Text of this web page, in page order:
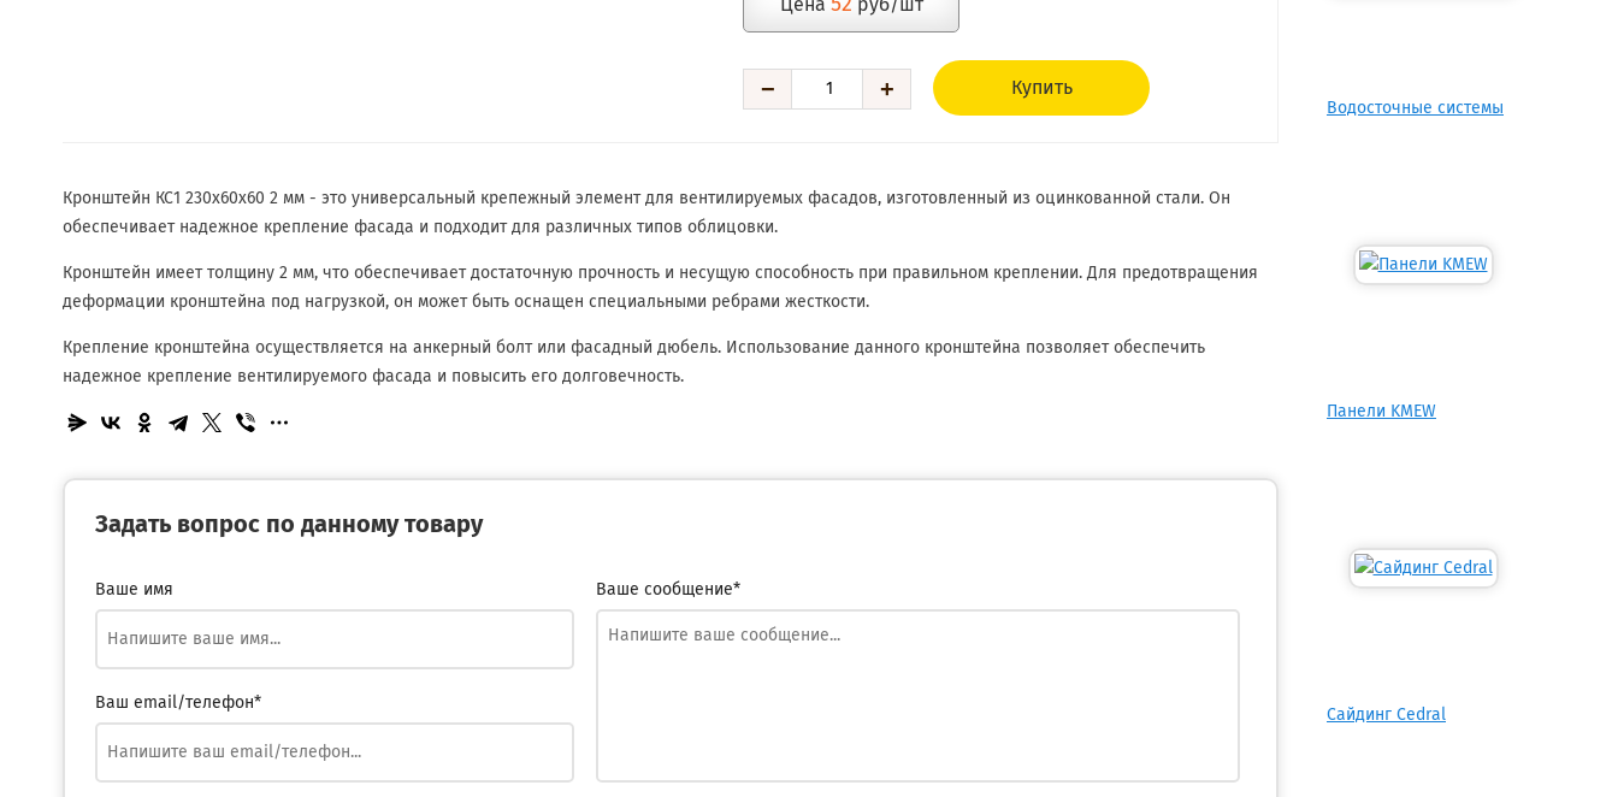
Цена 52 руб/шт
− + Купить
Кронштейн КС1 230х60х60 2 мм - это универсальный крепежный элемент для вентилируемых фасадов, изготовленный из оцинкованной стали. Он
обеспечивает надежное крепление фасада и подходит для различных типов облицовки.
Кронштейн имеет толщину 2 мм, что обеспечивает достаточную прочность и несущую способность при правильном креплении. Для предотвращения
деформации кронштейна под нагрузкой, он может быть оснащен специальными ребрами жесткости.
Крепление кронштейна осуществляется на анкерный болт или фасадный дюбель. Использование данного кронштейна позволяет обеспечить
надежное крепление вентилируемого фасада и повысить его долговечность.
Задать вопрос по данному товару
Ваше имя
Ваш email/телефон*
Ваше сообщение*
Водосточные системы
Панели KMEW
Сайдинг Cedral